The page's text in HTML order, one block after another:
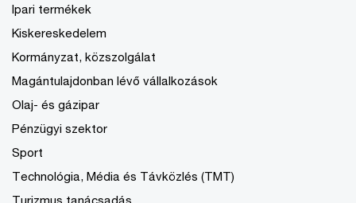
Ipari termékek
Kiskereskedelem
Kormányzat, közszolgálat
Magántulajdonban lévő vállalkozások
Olaj- és gázipar
Pénzügyi szektor
Sport
Technológia, Média és Távközlés (TMT)
Turizmus tanácsadás